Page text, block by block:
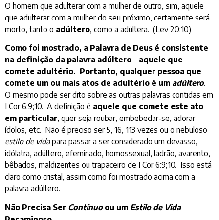
O homem que adulterar com a mulher de outro, sim, aquele
que adulterar com a mulher do seu próximo, certamente será
morto, tanto o adúltero, como a adúltera. (Lev 20:10)
Como foi mostrado, a Palavra de Deus é consistente
na definição da palavra adúltero – aquele que
comete adultério. Portanto, qualquer pessoa que
comete um ou mais atos de adultério é um adúltero.
O mesmo pode ser dito sobre as outras palavras contidas em
I Cor 6:9;10. A definição é aquele que comete este ato
em particular, quer seja roubar, embebedar-se, adorar
ídolos, etc. Não é preciso ser 5, 16, 113 vezes ou o nebuloso
estilo de vidapara passar a ser considerado um devasso,
idólatra, adúltero, efeminado, homossexual, ladrão, avarento,
bêbados, maldizentes ou trapaceiro de I Cor 6:9;10. Isso está
claro como cristal, assim como foi mostrado acima com a
palavra adúltero.
Não Precisa Ser Contínuoou um Estilo de Vida